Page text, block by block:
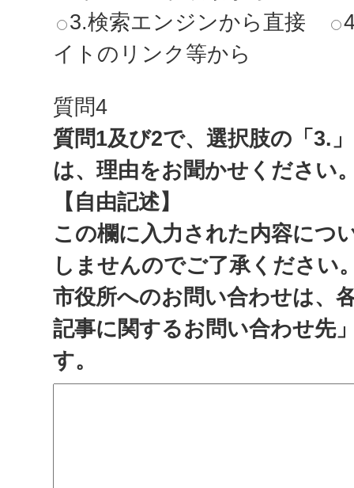
3.検索エンジンから直接
イトのリンク等から
質問4
質問1及び2で、選択肢の「3.
は、理由をお聞かせください
【自由記述】
この欄に入力された内容につ
しませんのでご了承ください
市役所へのお問い合わせは、
記事に関するお問い合わせ先
す。